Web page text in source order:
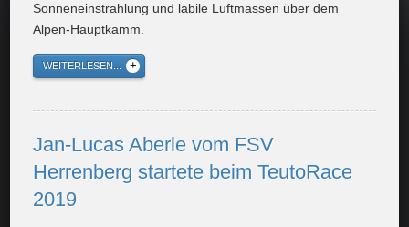
Sonneneinstrahlung und labile Luftmassen über dem
Alpen-Hauptkamm.
WEITERLESEN...
Jan-Lucas Aberle vom FSV
Herrenberg startete beim TeutoRace
2019